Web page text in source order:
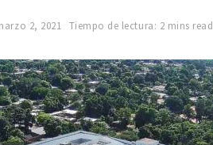
2, 2021 Tiempo de lectura: 2 mins read